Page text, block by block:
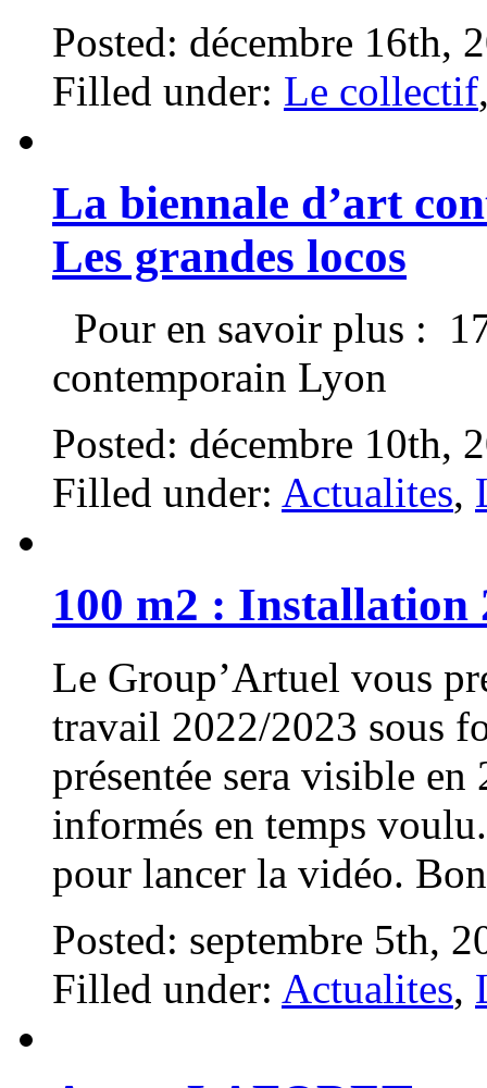
Posted: décembre 16th,
Filled under: Le collectif
La biennale d’art
Les grandes locos
Pour en savoir plus :
contemporain Lyon
Posted: décembre 10th,
Filled under: Actualites,
100 m2 : Installation
Le Group’Artuel vous
travail 2022/2023 sous
présentée sera visible
informés en temps
pour lancer la vidéo.
Posted: septembre 5th,
Filled under: Actualites,